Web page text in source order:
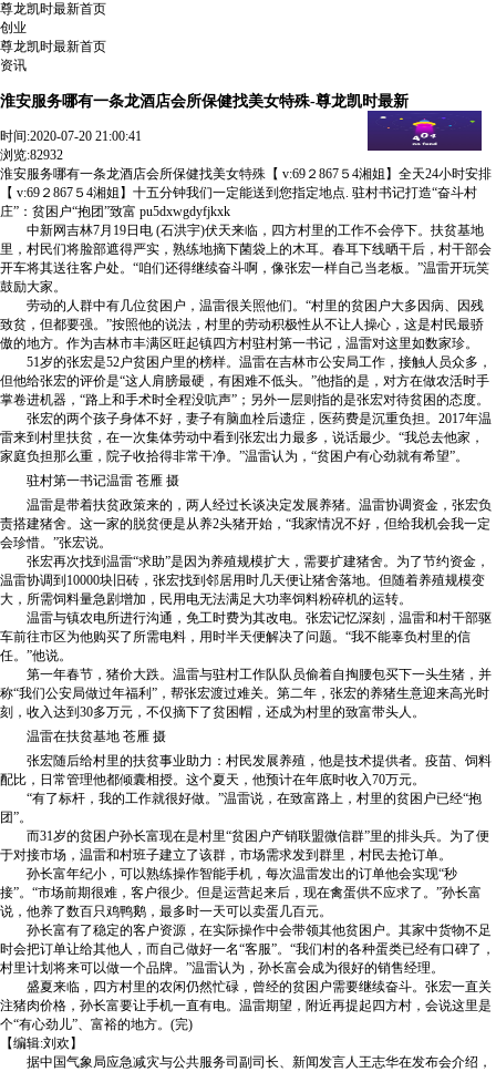
尊龙凯时最新首页
创业
尊龙凯时最新首页
资讯
淮安服务哪有一条龙酒店会所保健找美女特殊-尊龙凯时最新
时间:2020-07-20 21:00:41
浏览:82932
淮安服务哪有一条龙酒店会所保健找美女特殊【 v:69２867５4湘姐】全天24小时安排
【 v:69２867５4湘姐】十五分钟我们一定能送到您指定地点. 驻村书记打造“奋斗村
庄”：贫困户“抱团”致富 pu5dxwgdyfjkxk
中新网吉林7月19日电 (石洪宇)伏天来临，四方村里的工作不会停下。扶贫基地
里，村民们将脸部遮得严实，熟练地摘下菌袋上的木耳。春耳下线晒干后，村干部会
开车将其送往客户处。“咱们还得继续奋斗啊，像张宏一样自己当老板。”温雷开玩笑
鼓励大家。
劳动的人群中有几位贫困户，温雷很关照他们。“村里的贫困户大多因病、因残
致贫，但都要强。”按照他的说法，村里的劳动积极性从不让人操心，这是村民最骄
傲的地方。作为吉林市丰满区旺起镇四方村驻村第一书记，温雷对这里如数家珍。
51岁的张宏是52户贫困户里的榜样。温雷在吉林市公安局工作，接触人员众多，
但他给张宏的评价是“这人肩膀最硬，有困难不低头。”他指的是，对方在做农活时手
掌卷进机器，“路上和手术时全程没吭声”；另外一层则指的是张宏对待贫困的态度。
张宏的两个孩子身体不好，妻子有脑血栓后遗症，医药费是沉重负担。2017年温
雷来到村里扶贫，在一次集体劳动中看到张宏出力最多，说话最少。“我总去他家，
家庭负担那么重，院子收拾得非常干净。”温雷认为，“贫困户有心劲就有希望”。
驻村第一书记温雷 苍雁 摄
温雷是带着扶贫政策来的，两人经过长谈决定发展养猪。温雷协调资金，张宏负
责搭建猪舍。这一家的脱贫便是从养2头猪开始，“我家情况不好，但给我机会我一定
会珍惜。”张宏说。
张宏再次找到温雷“求助”是因为养殖规模扩大，需要扩建猪舍。为了节约资金，
温雷协调到10000块旧砖，张宏找到邻居用时几天便让猪舍落地。但随着养殖规模变
大，所需饲料量急剧增加，民用电无法满足大功率饲料粉碎机的运转。
温雷与镇农电所进行沟通，免工时费为其改电。张宏记忆深刻，温雷和村干部驱
车前往市区为他购买了所需电料，用时半天便解决了问题。“我不能辜负村里的信
任。”他说。
第一年春节，猪价大跌。温雷与驻村工作队队员偷着自掏腰包买下一头生猪，并
称“我们公安局做过年福利”，帮张宏渡过难关。第二年，张宏的养猪生意迎来高光时
刻，收入达到30多万元，不仅摘下了贫困帽，还成为村里的致富带头人。
温雷在扶贫基地 苍雁 摄
张宏随后给村里的扶贫事业助力：村民发展养殖，他是技术提供者。疫苗、饲料
配比，日常管理他都倾囊相授。这个夏天，他预计在年底时收入70万元。
“有了标杆，我的工作就很好做。”温雷说，在致富路上，村里的贫困户已经“抱
团”。
而31岁的贫困户孙长富现在是村里“贫困户产销联盟微信群”里的排头兵。为了便
于对接市场，温雷和村班子建立了该群，市场需求发到群里，村民去抢订单。
孙长富年纪小，可以熟练操作智能手机，每次温雷发出的订单他会实现“秒
接”。“市场前期很难，客户很少。但是运营起来后，现在禽蛋供不应求了。”孙长富
说，他养了数百只鸡鸭鹅，最多时一天可以卖蛋几百元。
孙长富有了稳定的客户资源，在实际操作中会带领其他贫困户。其家中货物不足
时会把订单让给其他人，而自己做好一名“客服”。“我们村的各种蛋类已经有口碑了，
村里计划将来可以做一个品牌。”温雷认为，孙长富会成为很好的销售经理。
盛夏来临，四方村里的农闲仍然忙碌，曾经的贫困户需要继续奋斗。张宏一直关
注猪肉价格，孙长富要让手机一直有电。温雷期望，附近再提起四方村，会说这里是
个“有心劲儿”、富裕的地方。(完)
【编辑:刘欢】
据中国气象局应急减灾与公共服务司副司长、新闻发言人王志华在发布会介绍，